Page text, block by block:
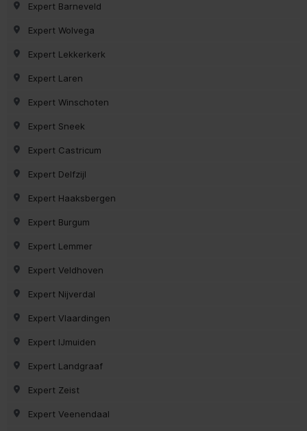
Expert Barneveld
Expert Wolvega
Expert Lekkerkerk
Expert Laren
Expert Winschoten
Expert Sneek
Expert Castricum
Expert Delfzijl
Expert Haaksbergen
Expert Burgum
Expert Lemmer
Expert Veldhoven
Expert Nijverdal
Expert Vlaardingen
Expert IJmuiden
Expert Landgraaf
Expert Zeist
Expert Veenendaal